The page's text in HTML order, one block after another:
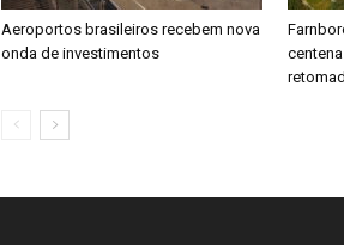
Aeroportos brasileiros recebem nova
onda de investimentos